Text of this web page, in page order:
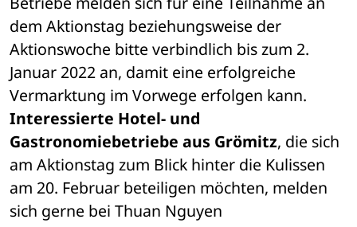
dem Aktionstag beziehungsweise der
Aktionswoche bitte verbindlich bis zum 2.
Januar 2022 an, damit eine erfolgreiche
Vermarktung im Vorwege erfolgen kann.
Interessierte Hotel- und
Gastronomiebetriebe aus Grömitz, die sich
am Aktionstag zum Blick hinter die Kulissen
am 20. Februar beteiligen möchten, melden
sich gerne bei Thuan Nguyen